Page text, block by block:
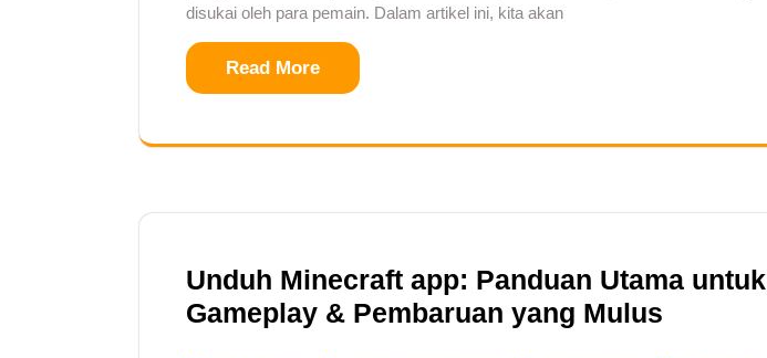
disukai oleh para pemain. Dalam artikel ini, kita akan
Read More
Unduh Minecraft app: Panduan Utama untuk
Gameplay & Pembaruan yang Mulus